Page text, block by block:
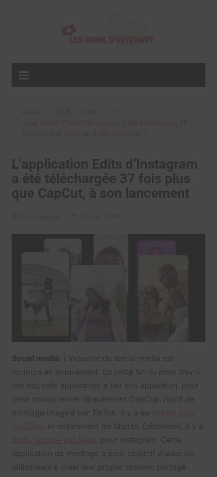
L’application Edits d’Instagram
a été téléchargée 37 fois plus
que CapCut, à son lancement
Social media . L’industrie du social media est
toujours en mouvement. En cette fin du mois d’avril,
une nouvelle application a fait son apparition, pour
venir concurrencer directement CapCup, l’outil de
montage imaginé par TikTok. Il y a eu
, et notamment les Shorts. Désormais, il y a
, pour Instagram. Cette
application de montage a pour objectif d’aider les
utilisateurs à créer leur propre contenu partagé